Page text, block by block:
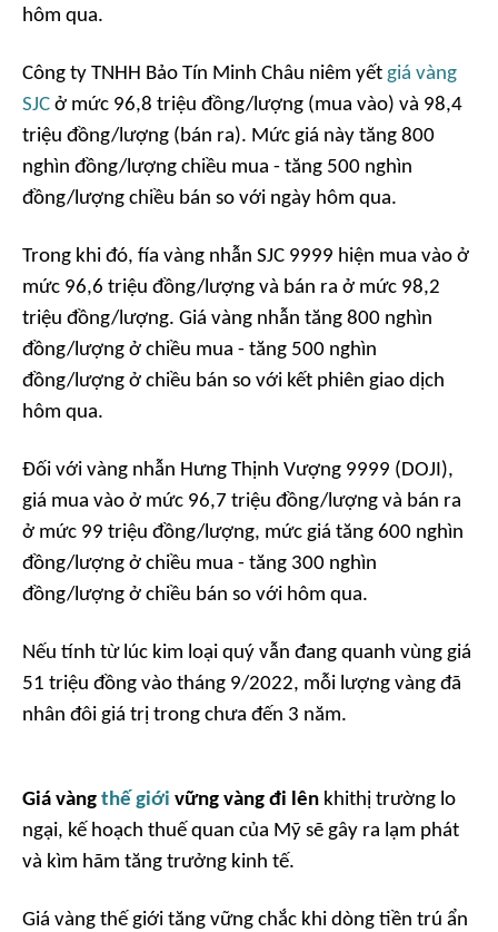
hôm qua.
Công ty TNHH Bảo Tín Minh Châu niêm yết giá vàng
SJC ở mức 96,8 triệu đồng/lượng (mua vào) và 98,4
triệu đồng/lượng (bán ra). Mức giá này tăng 800
nghìn đồng/lượng chiều mua - tăng 500 nghìn
đồng/lượng chiều bán so với ngày hôm qua.
Trong khi đó, fía vàng nhẫn SJC 9999 hiện mua vào ở
mức 96,6 triệu đồng/lượng và bán ra ở mức 98,2
triệu đồng/lượng. Giá vàng nhẫn tăng 800 nghìn
đồng/lượng ở chiều mua - tăng 500 nghìn
đồng/lượng ở chiều bán so với kết phiên giao dịch
hôm qua.
Đối với vàng nhẫn Hưng Thịnh Vượng 9999 (DOJI),
giá mua vào ở mức 96,7 triệu đồng/lượng và bán ra
ở mức 99 triệu đồng/lượng, mức giá tăng 600 nghìn
đồng/lượng ở chiều mua - tăng 300 nghìn
đồng/lượng ở chiều bán so với hôm qua.
Nếu tính từ lúc kim loại quý vẫn đang quanh vùng giá
51 triệu đồng vào tháng 9/2022, mỗi lượng vàng đã
nhân đôi giá trị trong chưa đến 3 năm.
Giá vàng thế giới vững vàng đi lên khithị trường lo
ngại, kế hoạch thuế quan của Mỹ sẽ gây ra lạm phát
và kìm hãm tăng trưởng kinh tế.
Giá vàng thế giới tăng vững chắc khi dòng tiền trú ẩn